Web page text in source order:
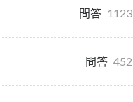
問答 1123
問答 452